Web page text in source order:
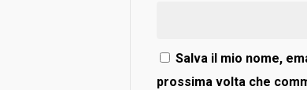
Salva il mio nome,
prossima volta che